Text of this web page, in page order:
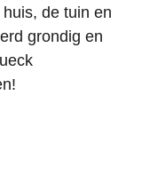
de tuin en
grondig en